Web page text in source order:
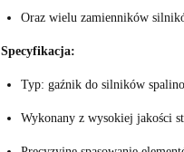
Oraz wielu zamienników
Specyfikacja:
Typ: gaźnik do silników
Wykonany z wysokiej jakości